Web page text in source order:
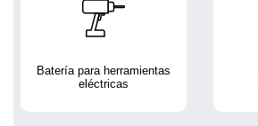
Batería para herramientas
eléctricas